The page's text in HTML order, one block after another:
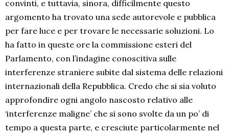
convinti, e tuttavia, sinora, difficilmente questo
argomento ha trovato una sede autorevole e pubblica
per fare luce e per trovare le necessarie soluzioni. Lo
ha fatto in queste ore la commissione esteri del
Parlamento, con l’indagine conoscitiva sulle
interferenze straniere subite dal sistema delle relazioni
internazionali della Repubblica. Credo che si sia voluto
approfondire ogni angolo nascosto relativo alle
‘interferenze maligne’ che si sono svolte da un po’ di
tempo a questa parte, e cresciute particolarmente nel